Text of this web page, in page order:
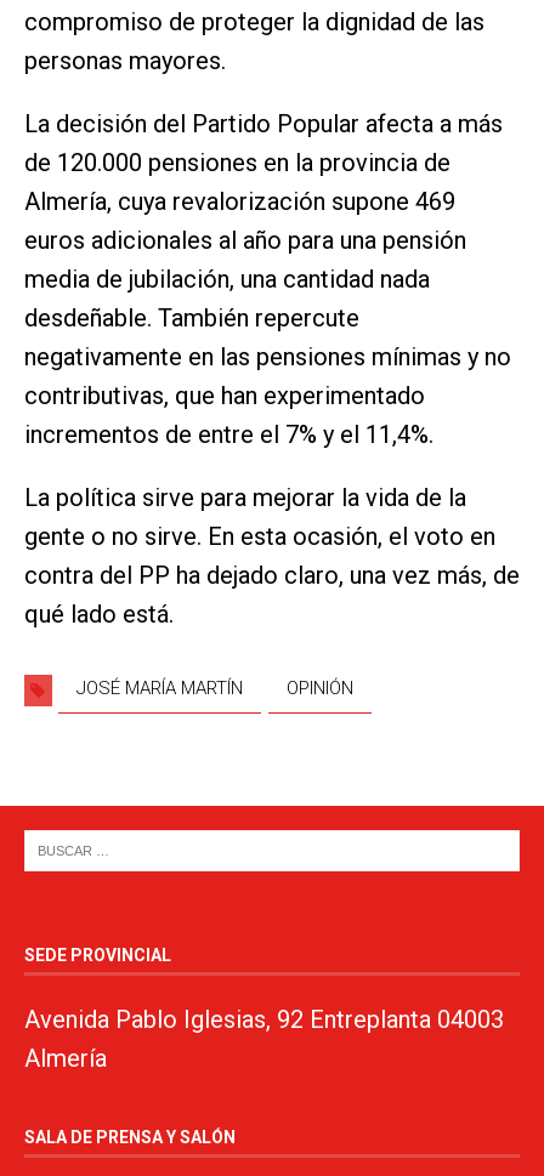
compromiso de proteger la dignidad de las
personas mayores.
La decisión del Partido Popular afecta a más
de 120.000 pensiones en la provincia de
Almería, cuya revalorización supone 469
euros adicionales al año para una pensión
media de jubilación, una cantidad nada
desdeñable. También repercute
negativamente en las pensiones mínimas y no
contributivas, que han experimentado
incrementos de entre el 7% y el 11,4%.
La política sirve para mejorar la vida de la
gente o no sirve. En esta ocasión, el voto en
contra del PP ha dejado claro, una vez más, de
qué lado está.
JOSÉ MARÍA MARTÍN OPINIÓN
SEDE PROVINCIAL
Avenida Pablo Iglesias, 92 Entreplanta 04003
Almería
SALA DE PRENSA Y SALÓN